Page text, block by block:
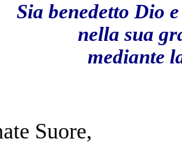
Sia benedetto Dio
nella sua
mediante
Suore,